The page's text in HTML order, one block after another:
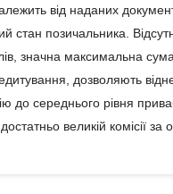
від наданих
стан позичальника.
значна максимальна
дозволяють
до середнього рівня
великій комісії за